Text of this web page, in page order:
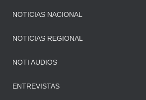
NOTICIAS NACIONAL
NOTICIAS REGIONAL
NOTI AUDIOS
ENTREVISTAS